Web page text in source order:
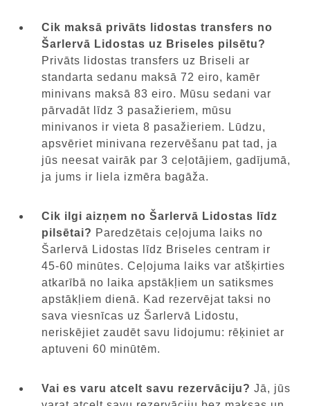
Cik maksā privāts lidostas transfers no
Šarlervā Lidostas uz Briseles pilsētu?
Privāts lidostas transfers uz Briseli ar
standarta sedanu maksā 72 eiro, kamēr
minivans maksā 83 eiro. Mūsu sedani var
pārvadāt līdz 3 pasažieriem, mūsu
minivanos ir vieta 8 pasažieriem. Lūdzu,
apsvēriet minivana rezervēšanu pat tad, ja
jūs neesat vairāk par 3 ceļotājiem, gadījumā,
ja jums ir liela izmēra bagāža.
Cik ilgi aizņem no Šarlervā Lidostas līdz
pilsētai? Paredzētais ceļojuma laiks no
Šarlervā Lidostas līdz Briseles centram ir
45-60 minūtes. Ceļojuma laiks var atšķirties
atkarībā no laika apstākļiem un satiksmes
apstākļiem dienā. Kad rezervējat taksi no
sava viesnīcas uz Šarlervā Lidostu,
neriskējiet zaudēt savu lidojumu: rēķiniet ar
aptuveni 60 minūtēm.
Vai es varu atcelt savu rezervāciju? Jā, jūs